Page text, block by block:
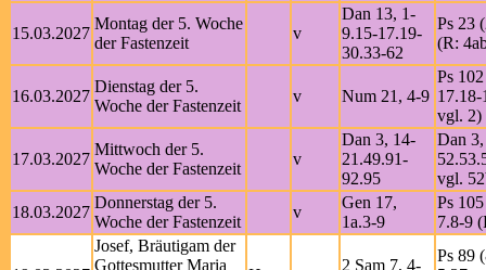
15.03.2027
Montag der 5. Woche
der Fastenzeit
v
Dan 13, 1-
9.15-17.19-
30.33-62
Ps 23
(R:
16.03.2027
Dienstag der 5.
Woche der Fastenzeit
v Num 21, 4-9
Ps
vgl. 2)
17.03.2027
Mittwoch der 5.
Woche der Fastenzeit
v
Dan 3, 14-
21.49.91-
92.95
Dan 3,
vgl.
18.03.2027
Donnerstag der 5.
Woche der Fastenzeit
v
Gen 17,
1a.3-9
Ps
7.8-9
Josef, Bräutigam der
Gottesmutter Maria
2 Sam 7, 4-
Ps 89